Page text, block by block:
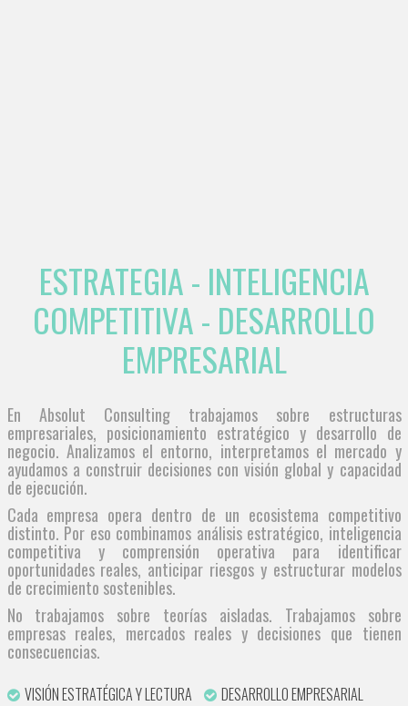
ESTRATEGIA - INTELIGENCIA
COMPETITIVA - DESARROLLO
EMPRESARIAL
En Absolut Consulting trabajamos sobre estructuras
empresariales, posicionamiento estratégico y desarrollo de
negocio. Analizamos el entorno, interpretamos el mercado y
ayudamos a construir decisiones con visión global y capacidad
de ejecución.
Cada empresa opera dentro de un ecosistema competitivo
distinto. Por eso combinamos análisis estratégico, inteligencia
competitiva y comprensión operativa para identificar
oportunidades reales, anticipar riesgos y estructurar modelos
de crecimiento sostenibles.
No trabajamos sobre teorías aisladas. Trabajamos sobre
empresas reales, mercados reales y decisiones que tienen
consecuencias.
VISIÓN ESTRATÉGICA Y LECTURA
DESARROLLO EMPRESARIAL